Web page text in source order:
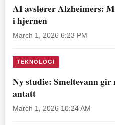
AI avslører Alzheimers:
i hjernen
March 1, 2026 6:23 PM
TEKNOLOGI
Ny studie: Smeltevann
antatt
March 1, 2026 10:24 AM